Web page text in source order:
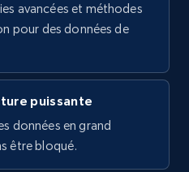
- Collecting
post, and more.
Essai gratuit
avancées et méthodes
pour des données de
puissante
données en grand
être bloqué.